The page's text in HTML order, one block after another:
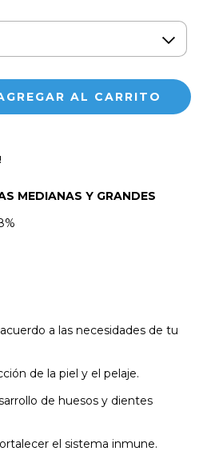
MEDIANAS Y GRANDES
a las necesidades de tu
de la piel y el pelaje.
de huesos y dientes
el sistema inmune.